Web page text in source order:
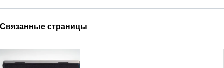
Связанные страницы